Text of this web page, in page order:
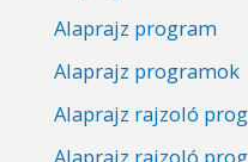
Alaprajz program
Alaprajz programok
Alaprajz rajzoló